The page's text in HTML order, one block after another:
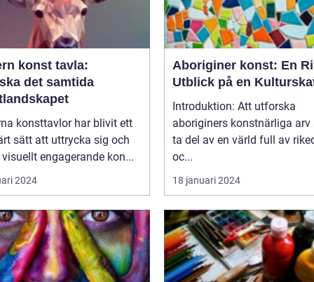
konst tavla:
det samtida
konsttavlor har blivit ett
sätt att uttrycka sig och
engagerande kon...
2024
Aboriginer konst: En
Utblick på en
Introduktion: Att utforska
aboriginers konstnärliga arv
ta del av en värld full av
oc...
18 januari 2024